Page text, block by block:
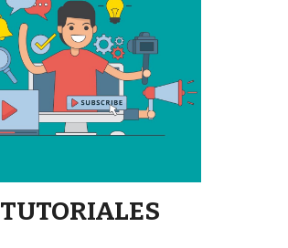
TUTORIALES